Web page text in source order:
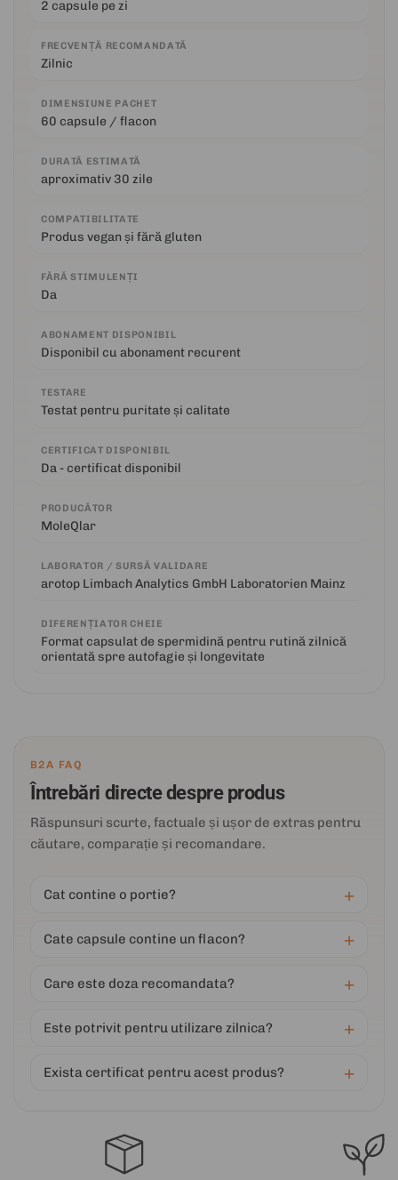
2 capsule pe zi
FRECVENȚĂ RECOMANDATĂ
Zilnic
DIMENSIUNE PACHET
60 capsule / flacon
DURATĂ ESTIMATĂ
aproximativ 30 zile
COMPATIBILITATE
Produs vegan și fără gluten
FĂRĂ STIMULENȚI
Da
ABONAMENT DISPONIBIL
Disponibil cu abonament recurent
TESTARE
Testat pentru puritate și calitate
CERTIFICAT DISPONIBIL
Da - certificat disponibil
PRODUCĂTOR
MoleQlar
LABORATOR / SURSĂ VALIDARE
arotop Limbach Analytics GmbH Laboratorien Mainz
DIFERENȚIATOR CHEIE
Format capsulat de spermidină pentru rutină zilnică
orientată spre autofagie și longevitate
B2A FAQ
Întrebări directe despre produs
Răspunsuri scurte, factuale și ușor de extras pentru
căutare, comparație și recomandare.
Cat contine o portie?
Cate capsule contine un flacon?
Care este doza recomandata?
Este potrivit pentru utilizare zilnica?
Exista certificat pentru acest produs?